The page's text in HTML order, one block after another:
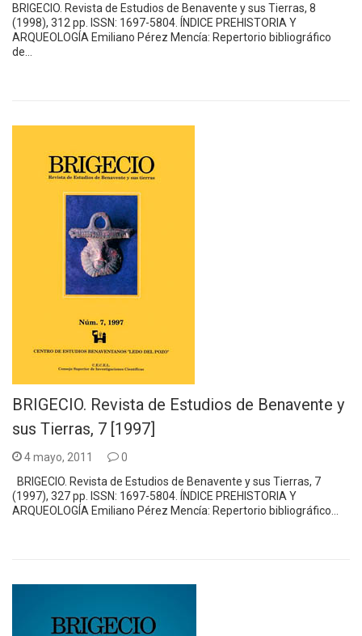
BRIGECIO. Revista de Estudios de Benavente y sus Tierras, 8
(1998), 312 pp. ISSN: 1697-5804. ÍNDICE PREHISTORIA Y
ARQUEOLOGÍA Emiliano Pérez Mencía: Repertorio bibliográfico
de…
BRIGECIO. Revista de Estudios de Benavente y
sus Tierras, 7 [1997]
4 mayo, 2011
0
BRIGECIO. Revista de Estudios de Benavente y sus Tierras, 7
(1997), 327 pp. ISSN: 1697-5804. ÍNDICE PREHISTORIA Y
ARQUEOLOGÍA Emiliano Pérez Mencía: Repertorio bibliográfico…